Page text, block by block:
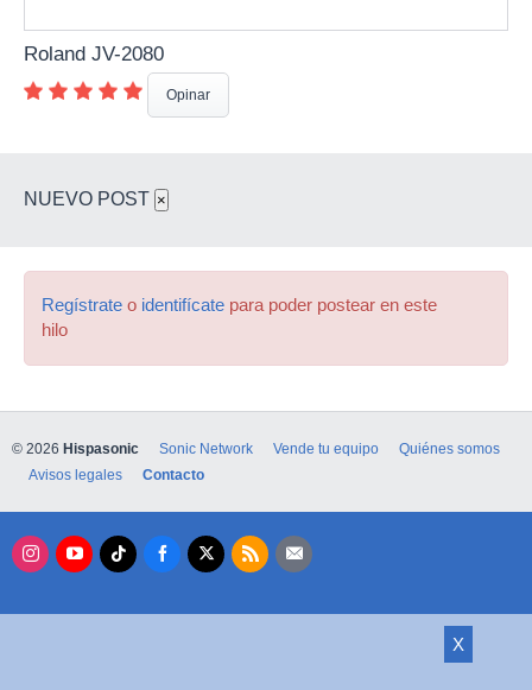
Roland JV-2080
Opinar
NUEVO POST ×
Regístrate o identifícate para poder postear en este
hilo
X
© 2026 Hispasonic Sonic Network Vende tu equipo
Quiénes somos
Avisos legales
Contacto